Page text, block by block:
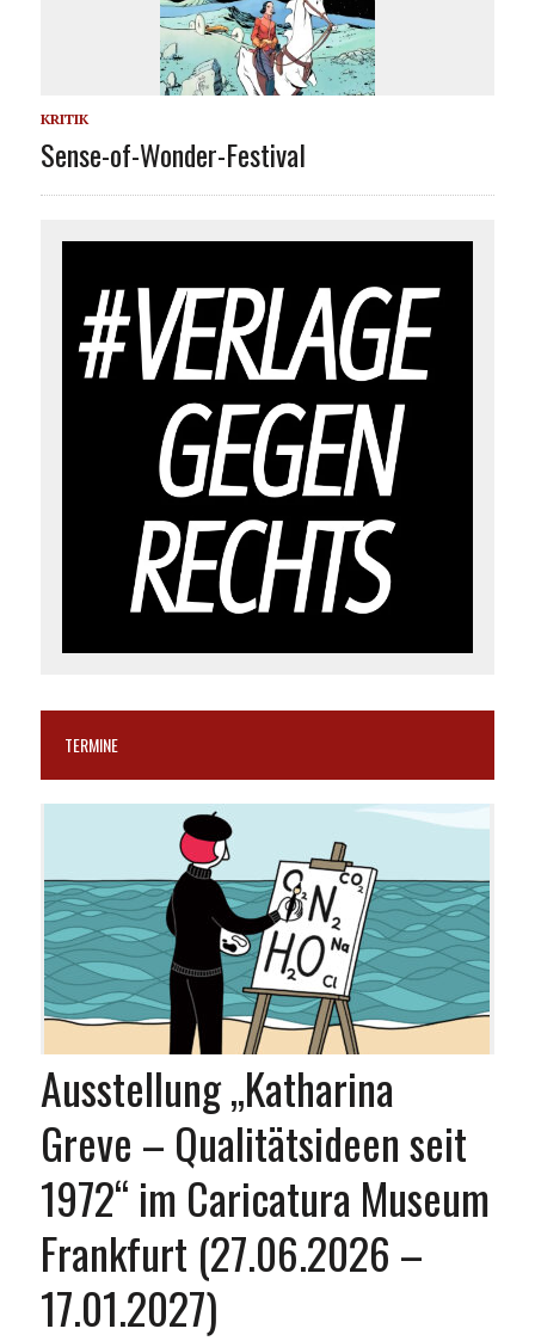
KRITIK
Sense-of-Wonder-Festival
TERMINE
Ausstellung „Katharina
Greve – Qualitätsideen seit
1972“ im Caricatura Museum
Frankfurt (27.06.2026 –
17.01.2027)